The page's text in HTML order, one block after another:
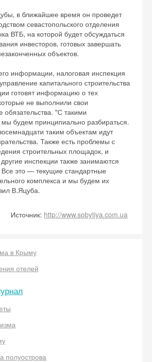
в ближайшее время он проведет
севастопольского отделения
ВТБ, на которой будет обсуждаться
инвесторов, готовых завершать
объектов.
информации, налоговая инспекция
капитального строительства
готовят информацию о тех
не выполнили свои
обязательства. "С такими
будем принципиально разбираться.
таким объектам идут
Также есть проблемы с
строительных площадок, и
инспекции также занимаются
это — текущие стандартные
комплекса и мы будем их
В.Яцуба.
Источник: http://www.sobytiya.com.ua
в Крыму
отелей
полуострова
Оставь почту и получи
на первое бронирование!